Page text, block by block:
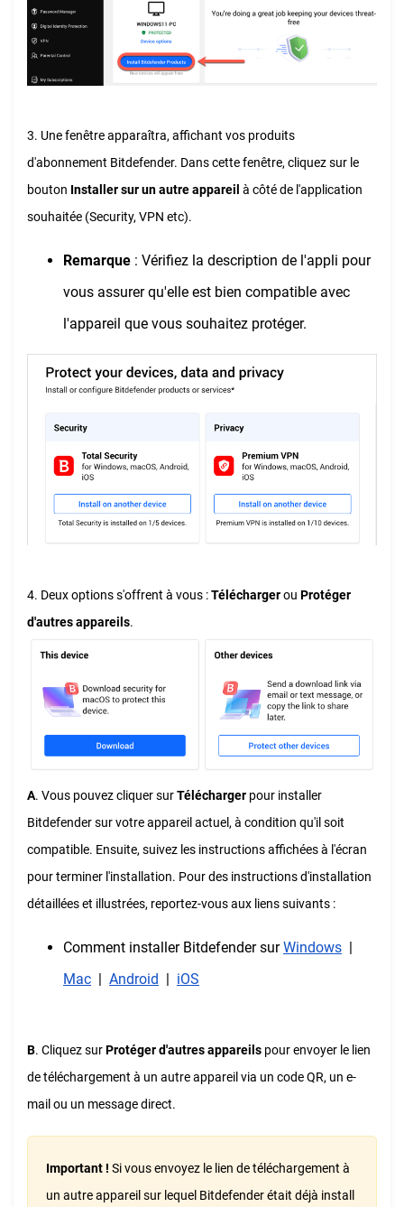
3. Une fenêtre apparaîtra, affichant vos produits
d'abonnement Bitdefender. Dans cette fenêtre, cliquez sur le
bouton Installer sur un autre appareil à côté de l'application
souhaitée (Security, VPN etc).
Remarque : Vérifiez la description de l'appli pour
vous assurer qu'elle est bien compatible avec
l'appareil que vous souhaitez protéger.
4. Deux options s'offrent à vous :Téléchargerou Protéger
d'autres appareils.
A. Vous pouvez cliquer surTélécharger pour installer
Bitdefender sur votre appareil actuel, à condition qu'il soit
compatible. Ensuite, suivez les instructions affichées à l'écran
pour terminer l'installation. Pour des instructions d'installation
détaillées et illustrées, reportez-vous aux liens suivants :
Comment installer Bitdefender surWindows |
Mac | Android | iOS
B. Cliquez surProtéger d'autres appareils pour envoyer le lien
de téléchargement à un autre appareil via un code QR, un e-
mail ou un message direct.
Important ! Si vous envoyez le lien de téléchargement à
un autre appareil sur lequel Bitdefender était déjà install